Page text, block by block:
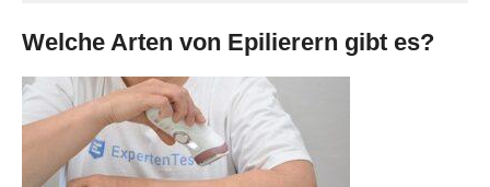
Welche Arten von Epilierern gibt es?